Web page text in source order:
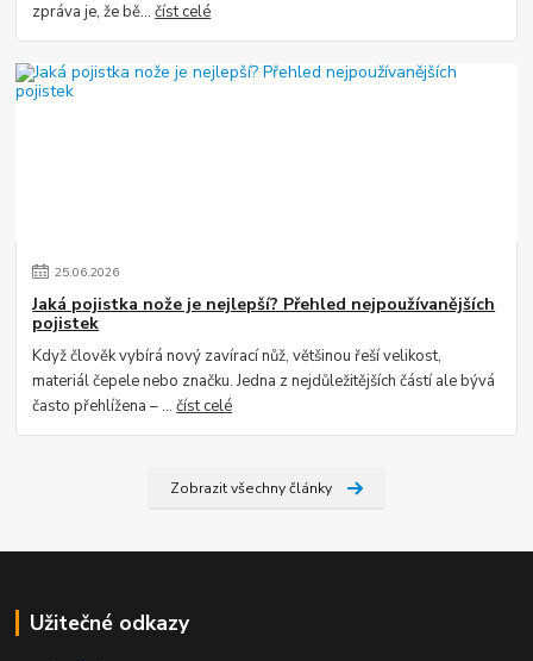
zpráva je, že bě...číst celé
25.06.2026
Jaká pojistka nože je nejlepší? Přehled nejpoužívanějších
pojistek
Když člověk vybírá nový zavírací nůž, většinou řeší velikost,
materiál čepele nebo značku. Jedna z nejdůležitějších částí ale bývá
často přehlížena – ...číst celé
Zobrazit všechny články
Užitečné odkazy